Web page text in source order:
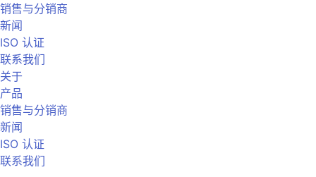
销售与分销商
新闻
ISO 认证
联系我们
关于
产品
销售与分销商
新闻
ISO 认证
联系我们